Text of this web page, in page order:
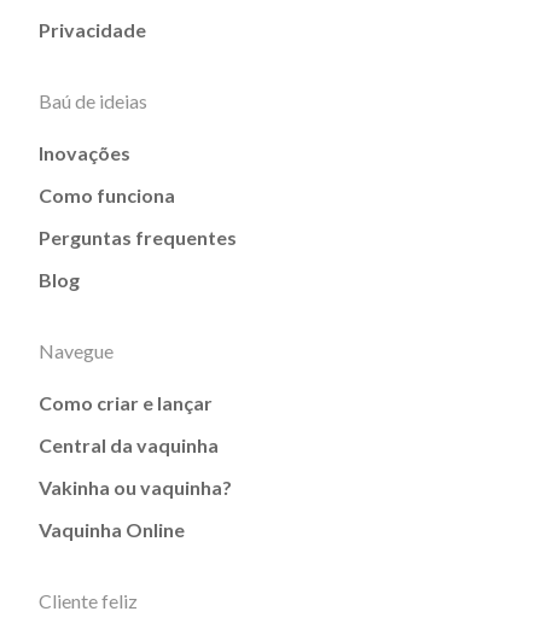
Privacidade
Baú de ideias
Inovações
Como funciona
Perguntas frequentes
Blog
Navegue
Como criar e lançar
Central da vaquinha
Vakinha ou vaquinha?
Vaquinha Online
Cliente feliz